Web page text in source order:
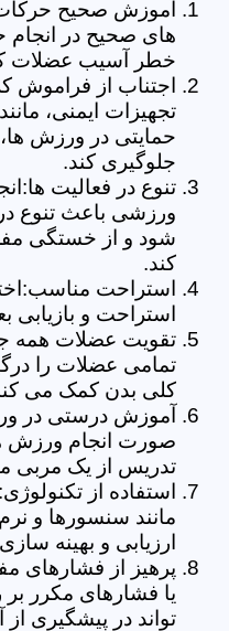
آموزش صحیح حرکات:
های صحیح در
خطر آسیب عضلات
اجتناب از فراموش
تجهیزات ایمنی،
حمایتی در ورزش
جلوگیری کند.
تنوع در فعالیت
ورزشی باعث تنوع
شود و از خستگی
کند.
استراحت
استراحت و بازیابی
تقویت عضلات همه
تمامی عضلات را
کلی بدن کمک می
آموزش درستی در
صورت انجام
تدریس از یک مربی
استفاده از
مانند سنسورها و
ارزیابی و بهینه
پرهیز از فشارهای
یا فشارهای مکرر
تواند در پیشگیری